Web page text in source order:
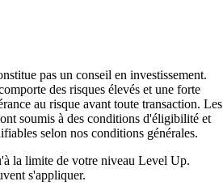
pas un conseil en investissement.
des risques élevés et une forte
au risque avant toute transaction. Les
soumis à des conditions d'éligibilité et
selon nos conditions générales.
la limite de votre niveau Level Up.
s'appliquer.